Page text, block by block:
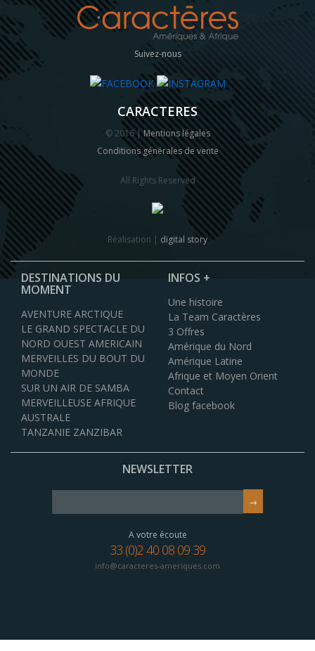
Suivez-nous
CARACTERES
© 2016 |Mentions légales
Conditions générales de vente
All Rights Reserved
Réalisation | digital story
DESTINATIONS DU
MOMENT
AVENTURE ARCTIQUE
LE GRAND SPECTACLE DU
NORD OUEST AMERICAIN
MERVEILLES DU BOUT DU
MONDE
SUR UN AIR DE SAMBA
MERVEILLEUSE AFRIQUE
AUSTRALE
TANZANIE ZANZIBAR
INFOS +
Une histoire
La Team Caractères
3 Offres
Amérique du Nord
Amérique Latine
Afrique et Moyen Orient
Contact
Blog facebook
NEWSLETTER
A votre écoute
33 (0)2 40 08 09 39
info@caracteres-ameriques.com